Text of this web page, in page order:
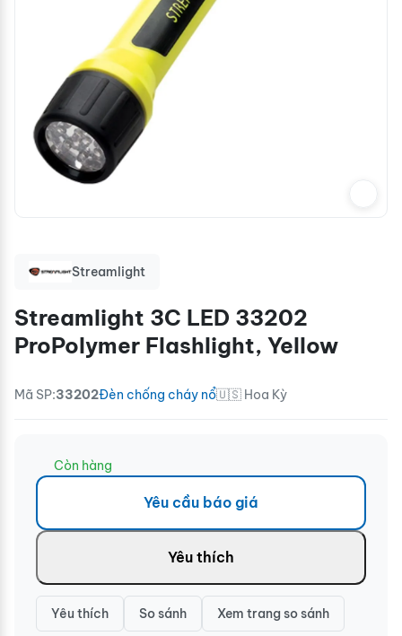
Streamlight
Streamlight 3C LED 33202
ProPolymer Flashlight, Yellow
Mã SP:33202Đèn chống cháy nổ🇺🇸 Hoa Kỳ
Còn hàng
Yêu cầu báo giá
Yêu thích
Yêu thích So sánh Xem trang so sánh